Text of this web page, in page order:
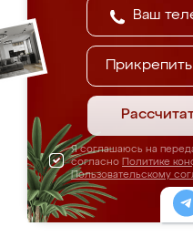
Я соглашаюсь на
согласно Политике
Пользовательскому